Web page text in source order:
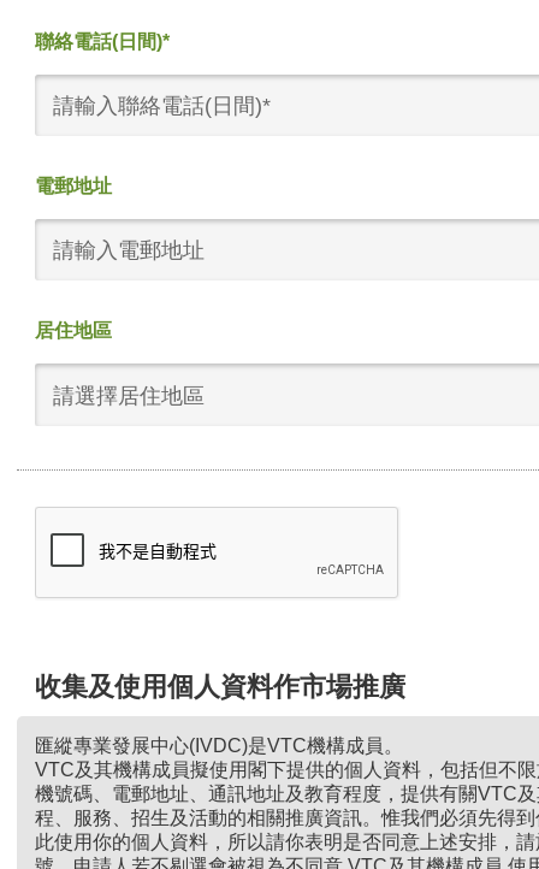
聯絡電話(日間)*
電郵地址
居住地區
請選擇居住地區
收集及使用個人資料作市場推廣
匯縱專業發展中心(IVDC)是VTC機構成員。
VTC及其機構成員擬使用閣下提供的個人資料，包括但不
機號碼、電郵地址、通訊地址及教育程度，提供有關VTC
程、服務、招生及活動的相關推廣資訊。惟我們必須先得
此使用你的個人資料，所以請你表明是否同意上述安排，